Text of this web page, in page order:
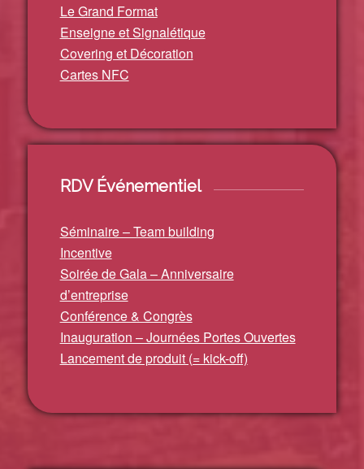
Le Grand Format
Enseigne et Signalétique
Covering et Décoration
Cartes NFC
RDV Événementiel
Séminaire – Team building
Incentive
Soirée de Gala – Anniversaire
d’entreprise
Conférence & Congrès
Inauguration – Journées Portes Ouvertes
Lancement de produit (= kick-off)